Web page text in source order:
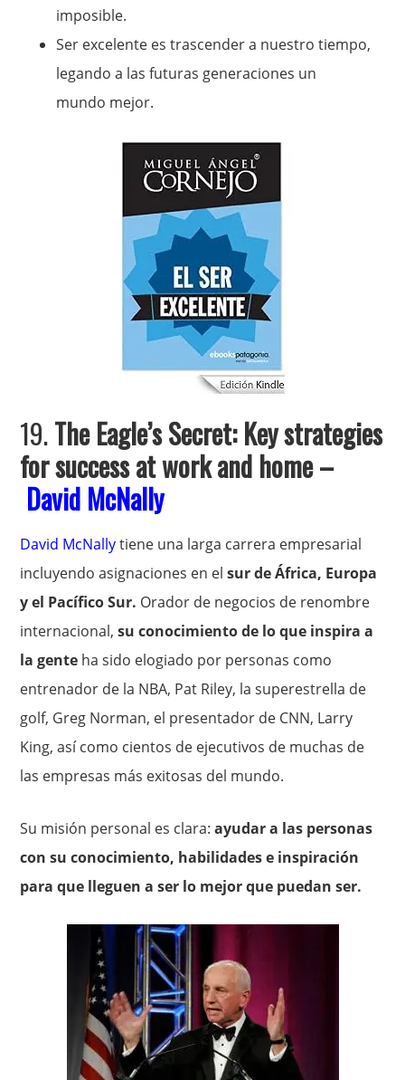
imposible.
Ser excelente es trascender a nuestro tiempo,
legando a las futuras generaciones un
mundo mejor.
19.The Eagle’s Secret: Key strategies
for success at work and home –
David McNally
David McNallytiene una larga carrera empresarial
incluyendo asignaciones en elsur de África, Europa
y el Pacífico Sur. Orador de negocios de renombre
internacional,su conocimiento de lo que inspira a
la gente ha sido elogiado por personas como
entrenador de la NBA, Pat Riley, la superestrella de
golf, Greg Norman, el presentador de CNN, Larry
King, así como cientos de ejecutivos de muchas de
las empresas más exitosas del mundo.
Su misión personal es clara:ayudar a las personas
con su conocimiento, habilidades e inspiración
para que lleguen a ser lo mejor que puedan ser.